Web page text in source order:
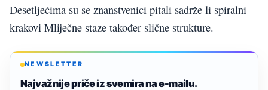
Desetljećima su se znanstvenici pitali sadrže li spiralni
krakovi Mliječne staze također slične strukture.
NEWSLETTER
Najvažnije priče iz svemira na e-mailu.